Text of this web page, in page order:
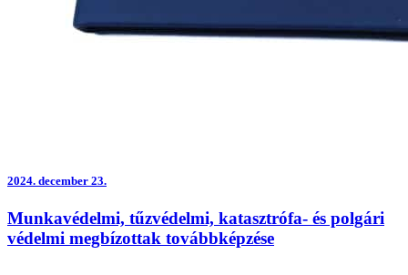
2024. december 23.
Munkavédelmi, tűzvédelmi, katasztrófa- és polgári
védelmi megbízottak továbbképzése